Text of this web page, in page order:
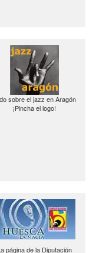
sobre el jazz en Aragón
¡Pincha el logo!
página de la Diputación